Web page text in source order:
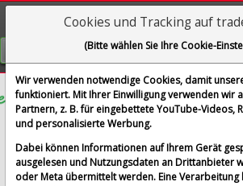
Visualizations
GRATIS REGISTRIEREN
BAY.MOTOREN WERKE
im Vergleich mit AIRBUS SE, ALLIANZ
BAY.MOTOREN WERKE AG ST und
Alle Aktien entfernen
Standard-
Cookies und Tracking auf
(Bitte wählen Sie Ihre Cookie-
Wir verwenden notwendige Cookies, damit
funktioniert. Mit Ihrer Einwilligung verwenden wir
Partnern, z. B. für eingebettete YouTube-Videos,
und personalisierte Werbung.
Dabei können Informationen auf Ihrem Gerät
ausgelesen und Nutzungsdaten an Drittanbieter
oder Meta übermittelt werden. Eine Verarbeitung